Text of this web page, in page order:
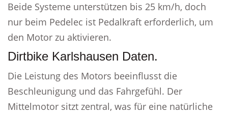
Beide Systeme unterstützen bis 25 km/h, doch
nur beim Pedelec ist Pedalkraft erforderlich, um
den Motor zu aktivieren.
Dirtbike Karlshausen Daten.
Die Leistung des Motors beeinflusst die
Beschleunigung und das Fahrgefühl. Der
Mittelmotor sitzt zentral, was für eine natürliche